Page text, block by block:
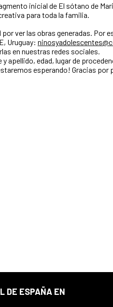
inicial de El sótano de
para toda la familia.
ver las obras generadas. Por
Uruguay:
en nuestras redes sociales.
apellido, edad, lugar de
esperando! Gracias por
DE ESPAÑA EN